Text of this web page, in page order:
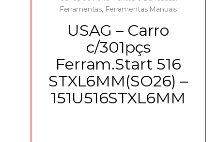
Ferramentas, Ferramentas Manuais
USAG – Carro
c/301pçs
Ferram.Start 516
STXL6MM(SO26) –
151U516STXL6MM